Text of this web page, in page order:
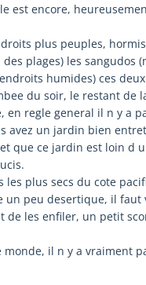
est encore,
plus peuples,
plages) les sangudos
humides) ces
du soir, le restant de
en regle general il n y a
avez un jardin bien
que ce jardin est loin d
les plus secs du cote
un peu desertique, il faut
de les enfiler, un petit
monde, il n y a vraiment